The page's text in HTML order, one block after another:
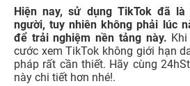
Hiện nay, sử dụng TikTok đã
người, tuy nhiên không phải lúc
để trải nghiệm nền tảng này.
cước xem TikTok không giới hạn
pháp rất cần thiết. Hãy cùng
này chi tiết hơn nhé!.